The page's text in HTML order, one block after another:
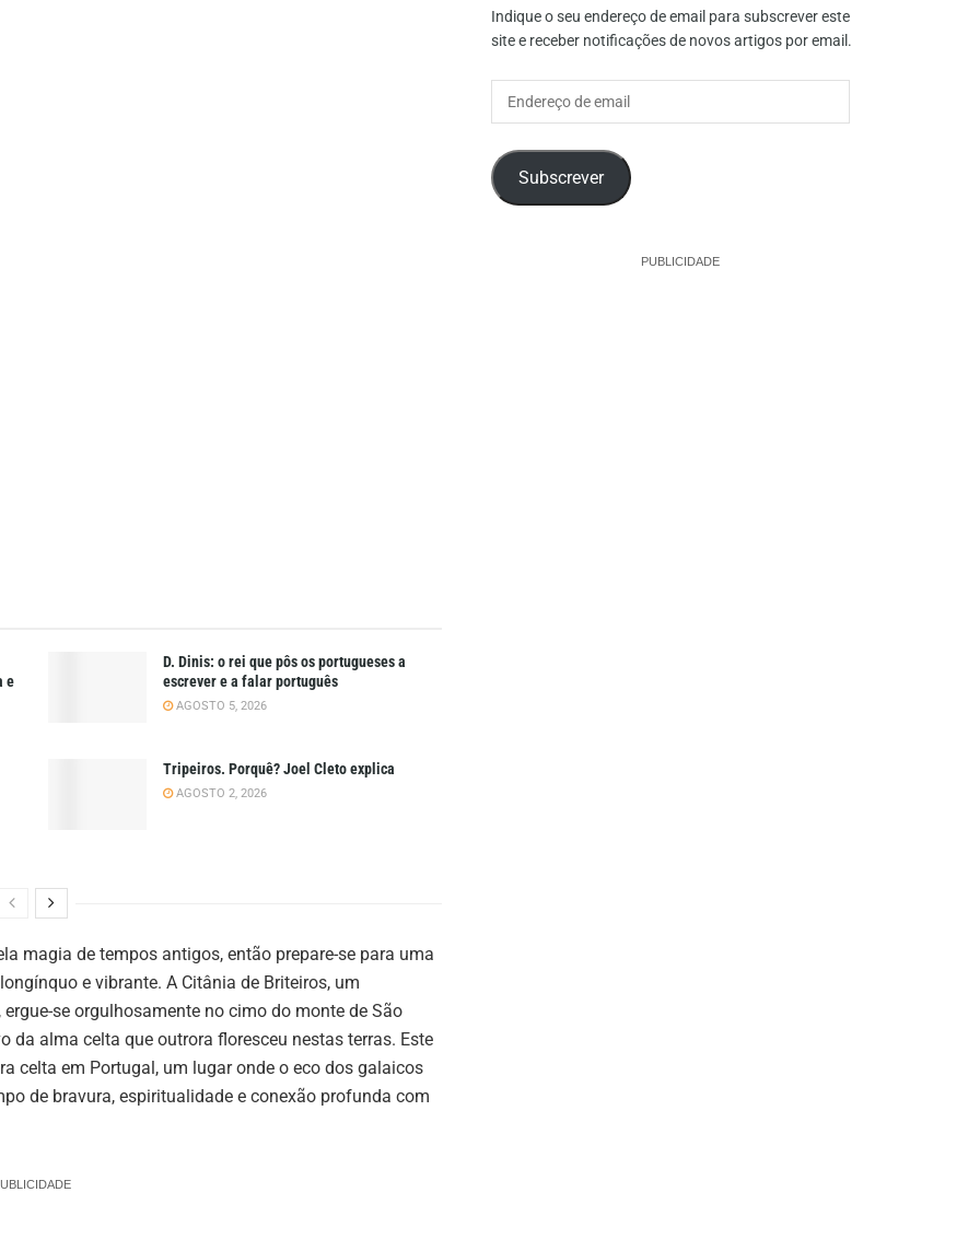
e
D. Dinis: o rei que pôs os portugueses a
escrever e a falar português
AGOSTO 5, 2026
Tripeiros. Porquê? Joel Cleto explica
AGOSTO 2, 2026
magia de tempos antigos, então prepare-se para uma
e vibrante. A Citânia de Briteiros, um
se orgulhosamente no cimo do monte de São
da alma celta que outrora floresceu nestas terras. Este
celta em Portugal, um lugar onde o eco dos galaicos
de bravura, espiritualidade e conexão profunda com
Indique o seu endereço de email para subscrever este
site e receber notificações de novos artigos por email.
Subscrever
PUBLICIDADE